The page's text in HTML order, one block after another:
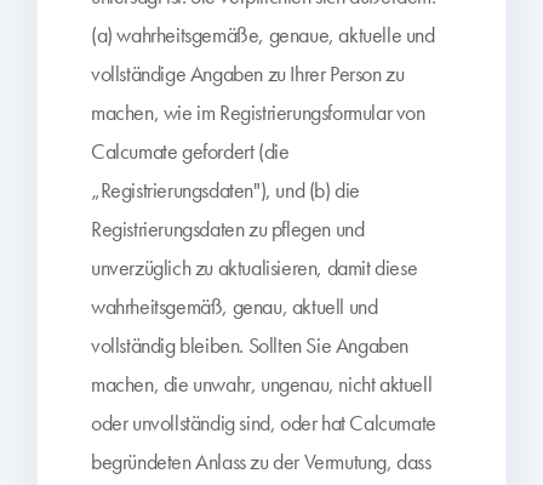
(a) wahrheitsgemäße, genaue, aktuelle und
vollständige Angaben zu Ihrer Person zu
machen, wie im Registrierungsformular von
Calcumate gefordert (die
„Registrierungsdaten"), und (b) die
Registrierungsdaten zu pflegen und
unverzüglich zu aktualisieren, damit diese
wahrheitsgemäß, genau, aktuell und
vollständig bleiben. Sollten Sie Angaben
machen, die unwahr, ungenau, nicht aktuell
oder unvollständig sind, oder hat Calcumate
begründeten Anlass zu der Vermutung, dass